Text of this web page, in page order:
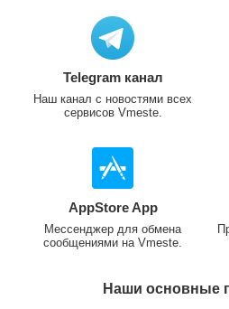
Telegram канал
Наш канал с новостями всех
сервисов Vmeste.
AppStore App
Мессенджер для обмена
сообщениями на Vmeste.
Наши основные